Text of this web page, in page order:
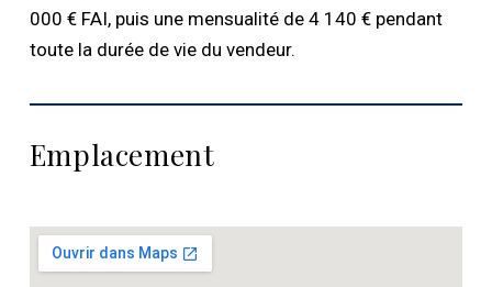
000 € FAI, puis une mensualité de 4 140 € pendant
toute la durée de vie du vendeur.
Emplacement